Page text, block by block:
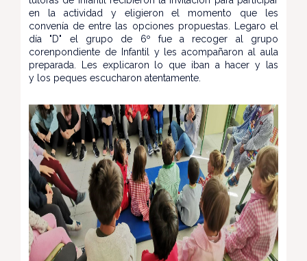
en la actividad y eligieron el momento que les
convenía de entre las opciones propuestas. Legaro el
día "D" el grupo de 6º fue a recoger al grupo
corenpondiente de Infantil y les acompañaron al aula
preparada. Les explicaron lo que iban a hacer y las
y los peques escucharon atentamente.